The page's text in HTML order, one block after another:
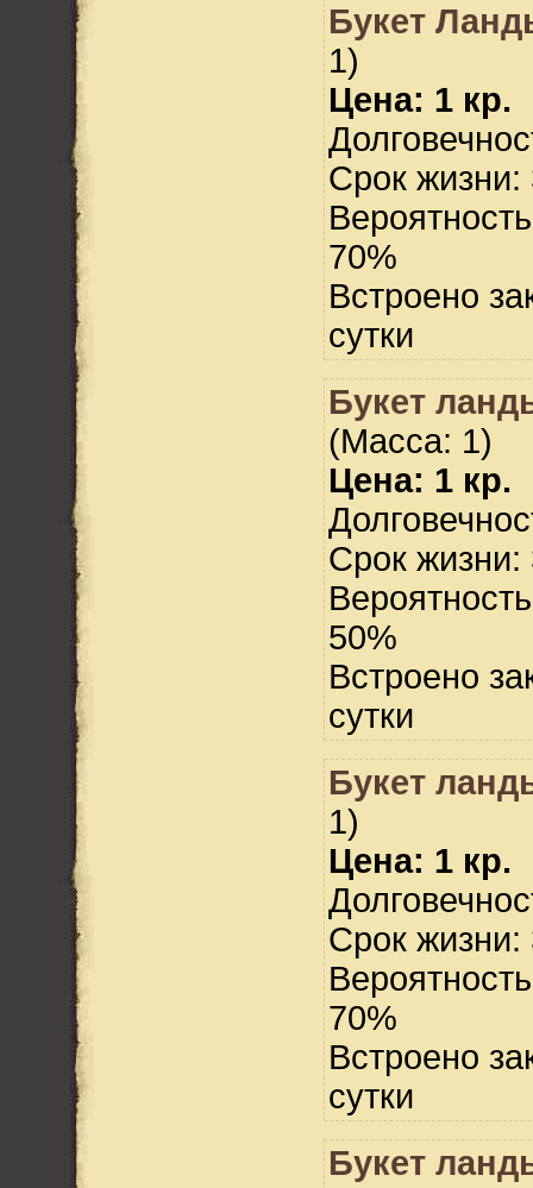
Букет
1)
Цена: 1 кр.
Срок жизни:
70%
Встроено
сутки
Букет
(Масса: 1)
Цена: 1 кр.
Срок жизни:
50%
Встроено
сутки
Букет
1)
Цена: 1 кр.
Срок жизни:
70%
Встроено
сутки
Букет